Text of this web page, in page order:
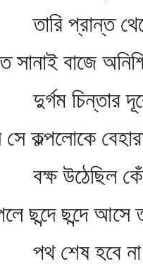
অনিশ্চিত
দূরে
কেঁপে
আসে
না